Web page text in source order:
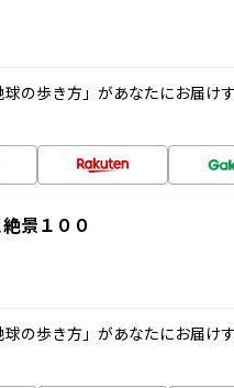
の歩き方」があなたにお届け
景１００
の歩き方」があなたにお届け